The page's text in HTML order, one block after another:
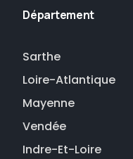
Département
Sarthe
Loire-Atlantique
Mayenne
Vendée
Indre-Et-Loire